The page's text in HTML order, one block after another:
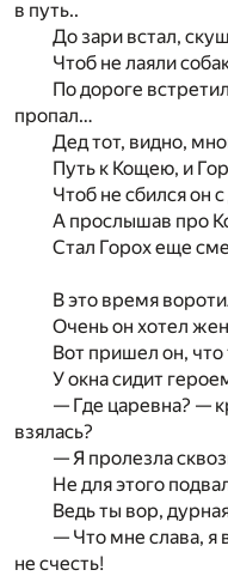
в путь..
До зари встал,
Чтоб не лаяли
По дороге
пропал…
Дед тот, видно,
Путь к Кощею, и
Чтоб не сбился он
А прослышав про
Стал Горох еще
В это время
Очень он хотел
Вот пришел он,
У окна сидит
— Где царевна? —
взялась?
— Я пролезла
Не для этого
Ведь ты вор,
— Что мне слава, я
не счесть!